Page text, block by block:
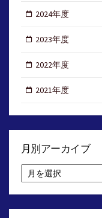
2024年度
2023年度
2022年度
2021年度
月別アーカイブ
別
ア